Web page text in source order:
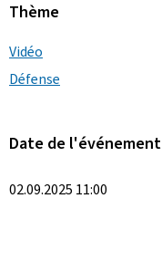
Thème
Vidéo
Défense
Date de l'événement
02.09.2025 11:00